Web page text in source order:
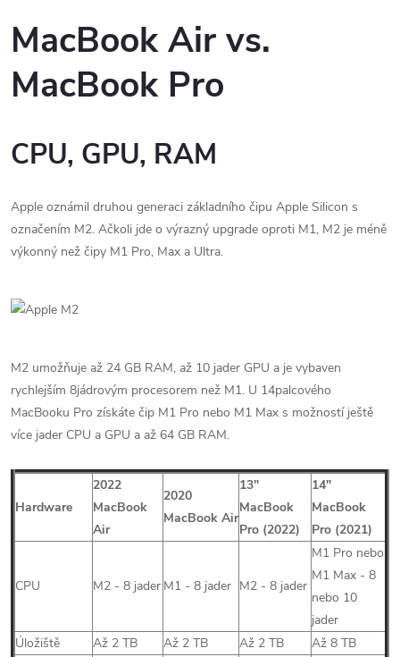
MacBook Air vs.
MacBook Pro
CPU, GPU, RAM
Apple oznámil druhou generaci základního čipu Apple Silicon s
označením M2. Ačkoli jde o výrazný upgrade oproti M1, M2 je méně
výkonný než čipy M1 Pro, Max a Ultra.
M2 umožňuje až 24 GB RAM, až 10 jader GPU a je vybaven
rychlejším 8jádrovým procesorem než M1. U 14palcového
MacBooku Pro získáte čip M1 Pro nebo M1 Max s možností ještě
více jader CPU a GPU a až 64 GB RAM.
Hardware
2022
MacBook
Air
2020
MacBook Air
13″
MacBook
Pro (2022)
14″
MacBook
Pro (2021)
CPU M2 - 8 jader M1 - 8 jader M2 - 8 jader
M1 Pro nebo
M1 Max - 8
nebo 10
jader
Úložiště
Až 2 TB Až 2 TB Až 2 TB
Až 8 TB